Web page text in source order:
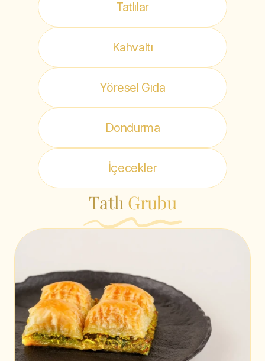
Tatlılar
Kahvaltı
Yöresel Gıda
Dondurma
İçecekler
Tatlı Grubu